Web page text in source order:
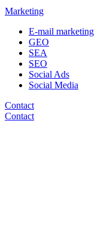
Marketing
E-mail marketing
GEO
SEA
SEO
Social Ads
Social Media
Contact
Contact